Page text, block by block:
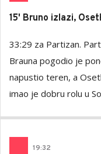
15' Bruno izlazi,
33:29 za Partizan.
Brauna pogodio je
napustio teren, a
imao je dobru rolu u
19:32